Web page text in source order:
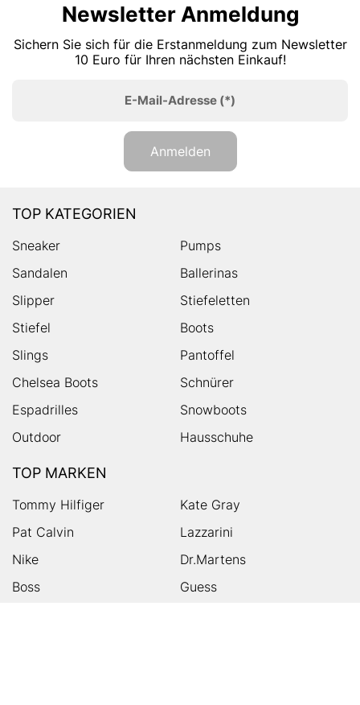
Newsletter Anmeldung
Sichern Sie sich für die Erstanmeldung zum Newsletter
10 Euro für Ihren nächsten Einkauf!
E-Mail-Adresse (*)
Anmelden
TOP KATEGORIEN
Sneaker
Pumps
Sandalen
Ballerinas
Slipper
Stiefeletten
Stiefel
Boots
Slings
Pantoffel
Chelsea Boots
Schnürer
Espadrilles
Snowboots
Outdoor
Hausschuhe
TOP MARKEN
Tommy Hilfiger
Kate Gray
Pat Calvin
Lazzarini
Nike
Dr.Martens
Boss
Guess